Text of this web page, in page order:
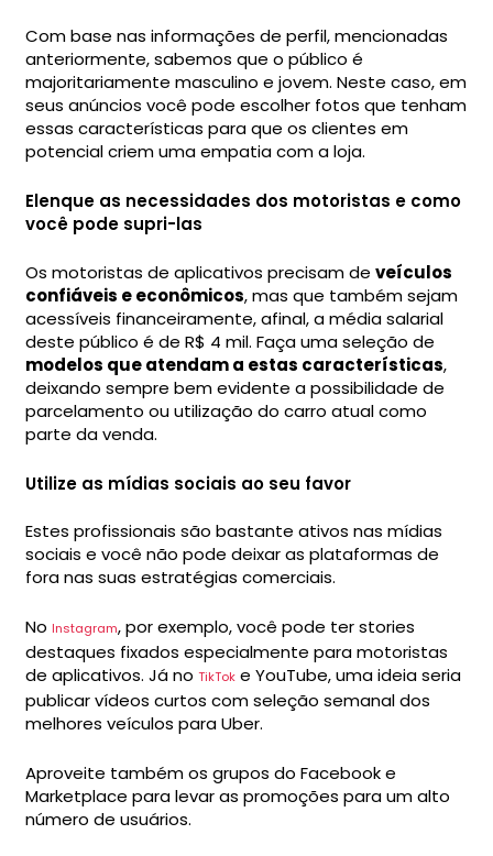
Com base nas informações de perfil, mencionadas
anteriormente, sabemos que o público é
majoritariamente masculino e jovem. Neste caso, em
seus anúncios você pode escolher fotos que tenham
essas características para que os clientes em
potencial criem uma empatia com a loja.
Elenque as necessidades dos motoristas e como
você pode supri-las
Os motoristas de aplicativos precisam deveículos
confiáveis e econômicos, mas que também sejam
acessíveis financeiramente, afinal, a média salarial
deste público é de R$ 4 mil. Faça uma seleção de
modelos que atendam a estas características,
deixando sempre bem evidente a possibilidade de
parcelamento ou utilização do carro atual como
parte da venda.
Utilize as mídias sociais ao seu favor
Estes profissionais são bastante ativos nas mídias
sociais e você não pode deixar as plataformas de
fora nas suas estratégias comerciais.
No Instagram, por exemplo, você pode ter stories
destaques fixados especialmente para motoristas
de aplicativos. Já noTikTok e YouTube, uma ideia seria
publicar vídeos curtos com seleção semanal dos
melhores veículos para Uber.
Aproveite também os grupos do Facebook e
Marketplace para levar as promoções para um alto
número de usuários.